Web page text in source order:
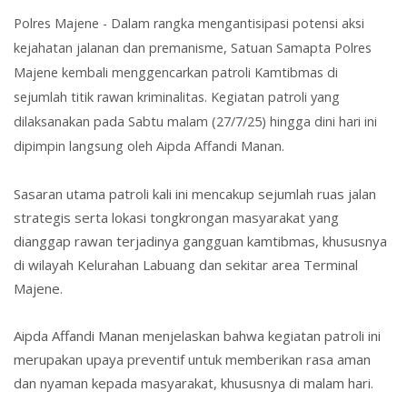
Polres Majene - Dalam rangka mengantisipasi potensi aksi
kejahatan jalanan dan premanisme, Satuan Samapta Polres
Majene kembali menggencarkan patroli Kamtibmas di
sejumlah titik rawan kriminalitas. Kegiatan patroli yang
dilaksanakan pada Sabtu malam (27/7/25) hingga dini hari ini
dipimpin langsung oleh Aipda Affandi Manan.
Sasaran utama patroli kali ini mencakup sejumlah ruas jalan
strategis serta lokasi tongkrongan masyarakat yang
dianggap rawan terjadinya gangguan kamtibmas, khususnya
di wilayah Kelurahan Labuang dan sekitar area Terminal
Majene.
Aipda Affandi Manan menjelaskan bahwa kegiatan patroli ini
merupakan upaya preventif untuk memberikan rasa aman
dan nyaman kepada masyarakat, khususnya di malam hari.